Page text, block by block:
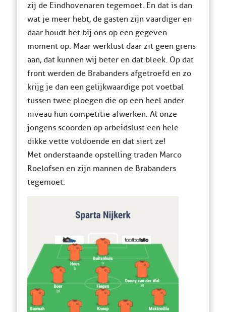
zij de Eindhovenaren tegemoet. En dat is dan
wat je meer hebt, de gasten zijn vaardiger en
daar houdt het bij ons op een gegeven
moment op. Maar werklust daar zit geen grens
aan, dat kunnen wij beter en dat bleek. Op dat
front werden de Brabanders afgetroefd en zo
krijg je dan een gelijkwaardige pot voetbal
tussen twee ploegen die op een heel ander
niveau hun competitie afwerken. Al onze
jongens scoorden op arbeidslust een hele
dikke vette voldoende en dat siert ze!
Met onderstaande opstelling traden Marco
Roelofsen en zijn mannen de Brabanders
tegemoet: